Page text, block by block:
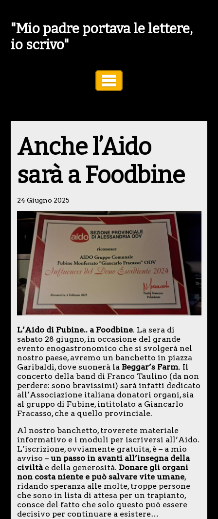
"Mio padre portava le lettere,
io scrivo"
Anche l’Aido
sarà a Foodbine
24 Giugno 2025
L’Aido di Fubine.. a Foodbine. La sera di
sabato 28 giugno, in occasione del grande
evento enogastronomico che si svolgerà nel
nostro paese, avremo un banchetto in piazza
Garibaldi, dove suonerà la Beggar’s Farm. Il
concerto della band di Franco Taulino (da non
perdere: sono bravissimi) sarà infatti dedicato
all’Associazione italiana donatori organi, sia
al gruppo di Fubine, intitolato a Giancarlo
Fracasso, che a quello provinciale.
Al nostro banchetto, troverete materiale
informativo e i moduli per iscriversi all’Aido.
L’iscrizione, ovviamente gratuita, è – a mio
avviso – un passo in avanti all’insegna della
civiltàe della generosità. Donare gli organi
non costa niente e può salvare vite umane,
ridando speranza alle molte, troppe persone
che sono in lista di attesa per un trapianto,
consce del fatto che solo questo può essere
decisivo per continuare a esistere…